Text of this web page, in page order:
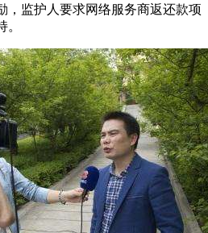
，监护人要求网络服务商返还款项